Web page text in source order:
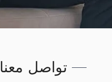
تواصل معنا